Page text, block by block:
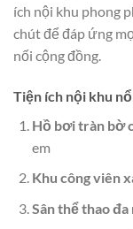
ích nội khu phong
chút để đáp ứng
nối cộng đồng.
Tiện ích nội khu
Hồ bơi tràn bờ
em
Khu công viên
Sân thể thao đa